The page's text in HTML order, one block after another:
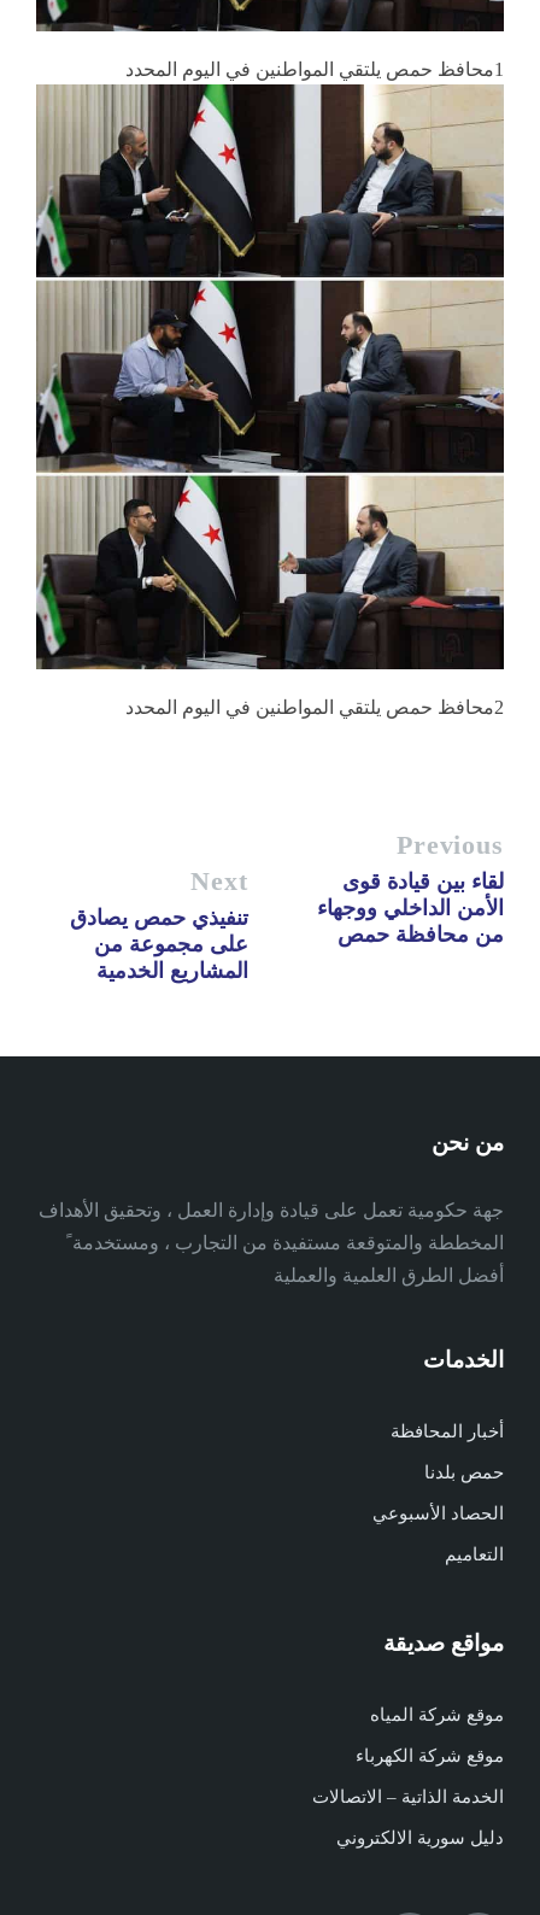
1محافظ حمص يلتقي المواطنين في اليوم المحدد
2محافظ حمص يلتقي المواطنين في اليوم المحدد
Previous
لقاء بين قيادة قوى
الأمن الداخلي ووجهاء
من محافظة حمص
Next
تنفيذي حمص يصادق
على مجموعة من
المشاريع الخدمية
من نحن
جهة حكومية تعمل على قيادة وإدارة العمل ، وتحقيق الأهداف
المخططة والمتوقعة مستفيدة من التجارب ، ومستخدمة ً
أفضل الطرق العلمية والعملية
الخدمات
أخبار المحافظة
حمص بلدنا
الحصاد الأسبوعي
التعاميم
مواقع صديقة
موقع شركة المياه
موقع شركة الكهرباء
الخدمة الذاتية – الاتصالات
دليل سورية الالكتروني